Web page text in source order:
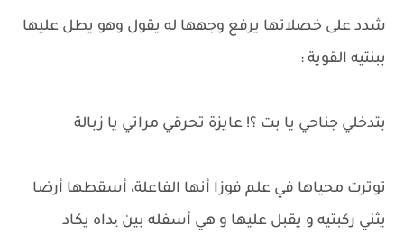
شدد على خصلاتها يرفع وجهها له يقول وهو يطل عليها
ببنتيه القوية :
بتدخلي جناحي يا بت ؟! عايزة تحرقي مراتي يا زبالة
توترت محياها في علم فوزا أنها الفاعلة، أسقطها أرضا
يثني ركبتيه و يقبل عليها و هي أسفله بين یداه يكاد